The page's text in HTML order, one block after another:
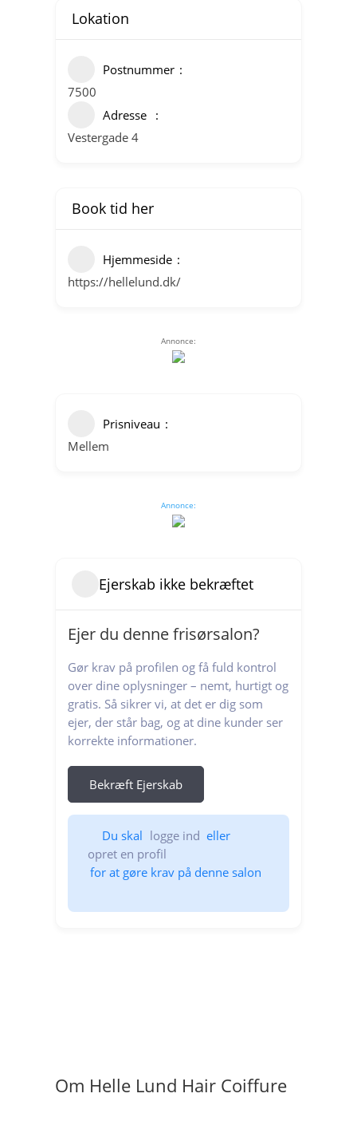
Lokation
Postnummer
7500
Adresse
Vestergade 4
Book tid her
Hjemmeside
https://hellelund.dk/
Annonce:
Prisniveau
Mellem
Annonce:
Ejerskab ikke bekræftet
Ejer du denne frisørsalon?
Gør krav på profilen og få fuld kontrol
over dine oplysninger – nemt, hurtigt og
gratis. Så sikrer vi, at det er dig som
ejer, der står bag, og at dine kunder ser
korrekte informationer.
Bekræft Ejerskab
Du skal logge ind eller
opret en profil
Om Helle Lund Hair Coiffure